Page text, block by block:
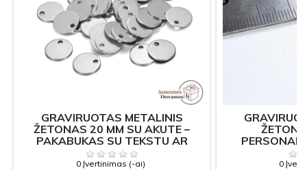
GRAVIRUOTAS METALINIS
ŽETONAS 20 MM SU AKUTE –
PAKABUKAS SU TEKSTU AR
NUMERIU
0 Įvertinimas (-ai) 0